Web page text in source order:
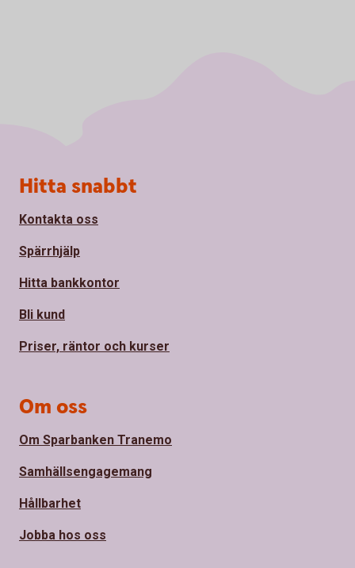
Sidfot
Hitta snabbt
Kontakta oss
Spärrhjälp
Hitta bankkontor
Bli kund
Priser, räntor och kurser
Om oss
Om Sparbanken Tranemo
Samhällsengagemang
Hållbarhet
Jobba hos oss